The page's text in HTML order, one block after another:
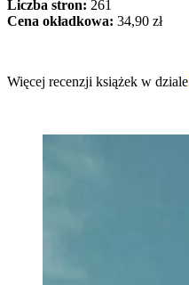
Liczba stron: 261
Cena okładkowa: 34,90 zł
Więcej recenzji książek w dziale